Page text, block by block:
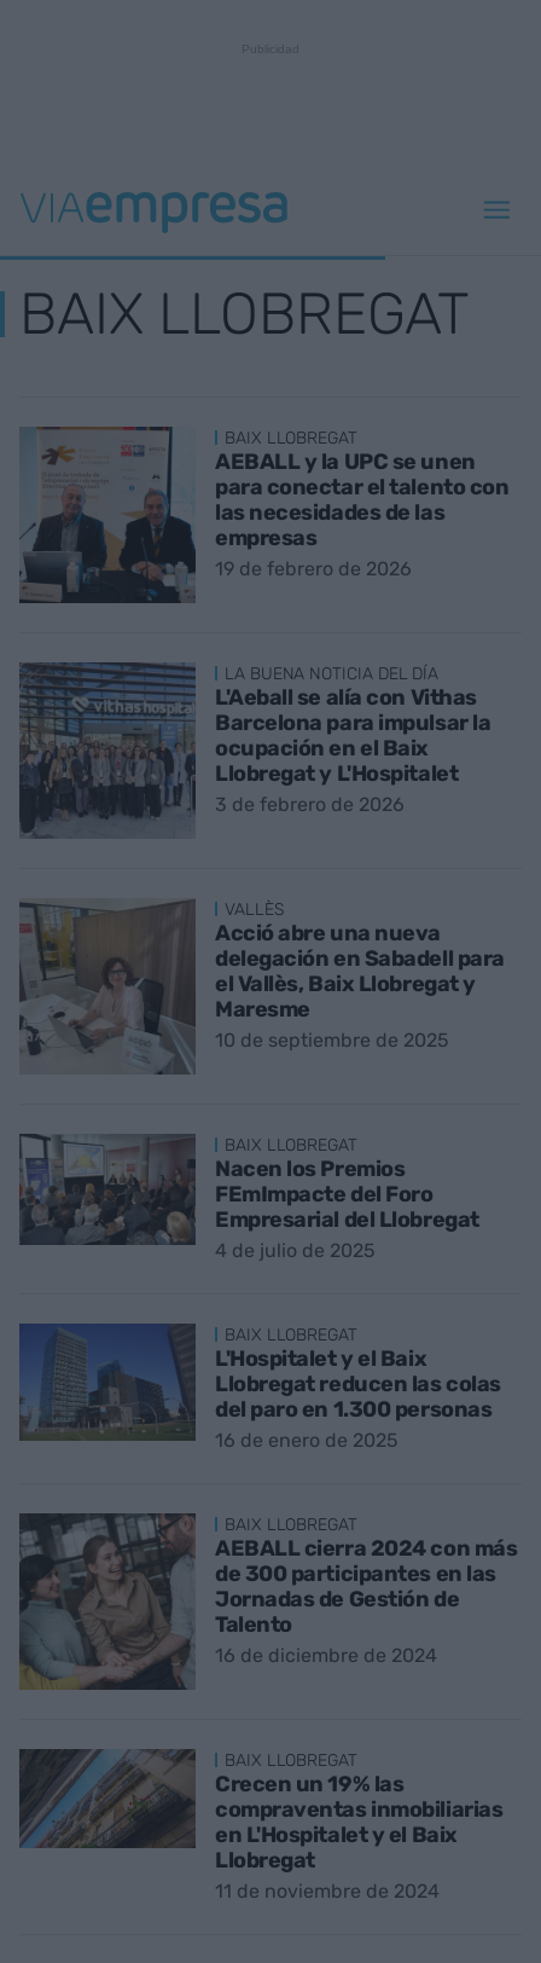
BAIX LLOBREGAT
BAIX LLOBREGAT
AEBALL y la UPC se unen
para conectar el talento con
las necesidades de las
empresas
19 de febrero de 2026
LA BUENA NOTICIA DEL DÍA
L'Aeball se alía con Vithas
Barcelona para impulsar la
ocupación en el Baix
Llobregat y L'Hospitalet
3 de febrero de 2026
VALLÈS
Acció abre una nueva
delegación en Sabadell para
el Vallès, Baix Llobregat y
Maresme
10 de septiembre de 2025
BAIX LLOBREGAT
Nacen los Premios
FEmImpacte del Foro
Empresarial del Llobregat
4 de julio de 2025
BAIX LLOBREGAT
L'Hospitalet y el Baix
Llobregat reducen las colas
del paro en 1.300 personas
16 de enero de 2025
BAIX LLOBREGAT
AEBALL cierra 2024 con más
de 300 participantes en las
Jornadas de Gestión de
Talento
16 de diciembre de 2024
BAIX LLOBREGAT
Crecen un 19% las
compraventas inmobiliarias
en L'Hospitalet y el Baix
Llobregat
11 de noviembre de 2024